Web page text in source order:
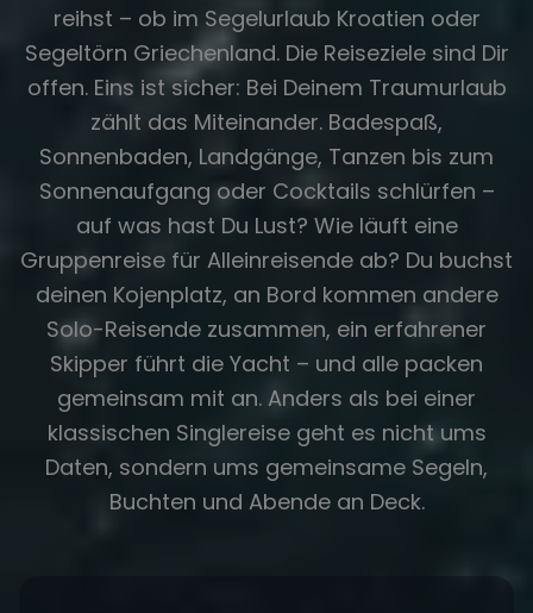
reihst – ob im Segelurlaub Kroatien oder
Segeltörn Griechenland. Die Reiseziele sind Dir
offen. Eins ist sicher: Bei Deinem Traumurlaub
zählt das Miteinander. Badespaß,
Sonnenbaden, Landgänge, Tanzen bis zum
Sonnenaufgang oder Cocktails schlürfen –
auf was hast Du Lust? Wie läuft eine
Gruppenreise für Alleinreisende ab? Du buchst
deinen Kojenplatz, an Bord kommen andere
Solo-Reisende zusammen, ein erfahrener
Skipper führt die Yacht – und alle packen
gemeinsam mit an. Anders als bei einer
klassischen Singlereise geht es nicht ums
Daten, sondern ums gemeinsame Segeln,
Buchten und Abende an Deck.